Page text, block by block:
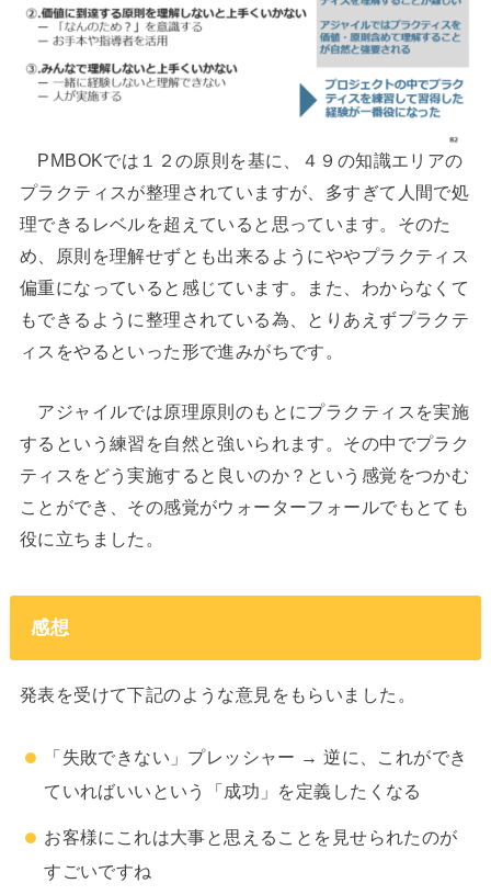
PMBOKでは１２の原則を基に、４９の知識エリアの
プラクティスが整理されていますが、多すぎて人間で処
理できるレベルを超えていると思っています。そのた
め、原則を理解せずとも出来るようにややプラクティス
偏重になっていると感じています。また、わからなくて
もできるように整理されている為、とりあえずプラクテ
ィスをやるといった形で進みがちです。
アジャイルでは原理原則のもとにプラクティスを実施
するという練習を自然と強いられます。その中でプラク
ティスをどう実施すると良いのか？という感覚をつかむ
ことができ、その感覚がウォーターフォールでもとても
役に立ちました。
感想
発表を受けて下記のような意見をもらいました。
「失敗できない」プレッシャー → 逆に、​これが​でき
ていれば​いいと​いう​「成功」を​定義したくなる​
お客様に​これは​大事と​思える​ことを​見せられたのが​
すごいですね